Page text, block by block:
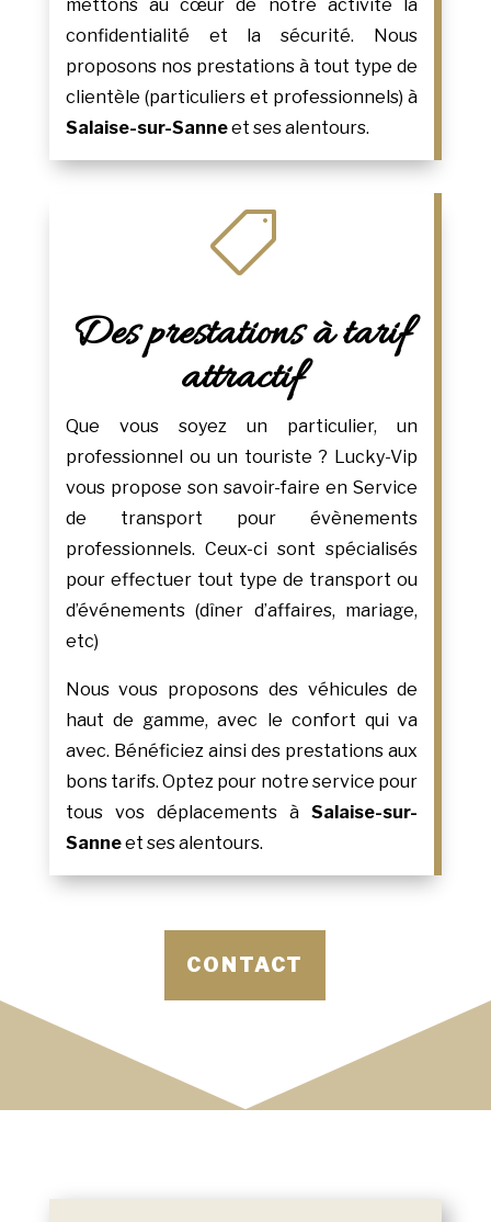
mettons au cœur de notre activité la
confidentialité et la sécurité. Nous
proposons nos prestations à tout type de
clientèle (particuliers et professionnels) à
Salaise-sur-Sanneet ses alentours.

Des prestations à tarif
attractif
Que vous soyez un particulier, un
professionnel ou un touriste ? Lucky-Vip
vous propose son savoir-faire en Service
de transport pour évènements
professionnels. Ceux-ci sont spécialisés
pour effectuer tout type de transport ou
d’événements (dîner d’affaires, mariage,
etc)
Nous vous proposons des véhicules de
haut de gamme, avec le confort qui va
avec. Bénéficiez ainsi des prestations aux
bons tarifs. Optez pour notre service pour
tous vos déplacements àSalaise-sur-
Sanneet ses alentours.
CONTACT